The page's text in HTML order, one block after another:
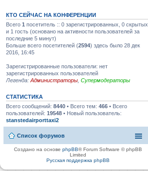
КТО СЕЙЧАС НА КОНФЕРЕНЦИИ
Всего 1 посетитель :: 0 зарегистрированных, 0 скрытых
и 1 гость (основано на активности пользователей за
последние 5 минут)
Больше всего посетителей (2594) здесь было 28 дек
2016, 16:45
Зарегистрированные пользователи: нет
зарегистрированных пользователей
Легенда: Администраторы Супермодераторы
СТАТИСТИКА
Всего сообщений: 8440 • Всего тем: 466 • Всего
пользователей: 19548 • Новый пользователь:
stanstedairporttaxi2
Список форумов
Создано на основеphpBB® Forum Software © phpBB
Limited
Русская поддержка phpBB